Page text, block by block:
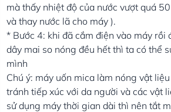
mà thấy nhiệt độ của nước vượt quá
và thay nước lã cho máy ).
* Bước 4: khi đã cắm điện vào máy rồi
dây mai so nóng đều hết thì ta có thể
mình
Chú ý: máy uốn mica làm nóng vật
tránh tiếp xúc với da người và các vật
sử dụng máy thời gian dài thì nên tắt